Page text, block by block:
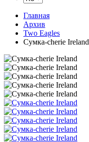
Главная
Архив
Two Eagles
Сумка-cherie Ireland